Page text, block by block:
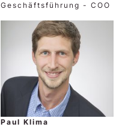
Geschäftsführung - COO
Paul Klima